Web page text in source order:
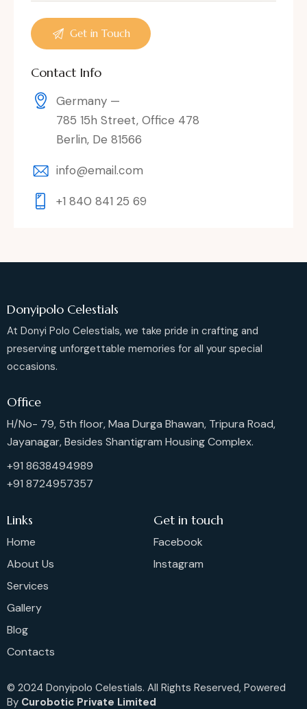
Contact Info
Germany —
785 15h Street, Office 478
Berlin, De 81566
info@email.com
+1 840 841 25 69
Donyipolo Celestials
At Donyi Polo Celestials, we take pride in crafting and
preserving unforgettable memories for all your special
occasions.
Office
H/No- 79, 5th floor, Maa Durga Bhawan, Tripura Road,
Jayanagar, Besides Shantigram Housing Complex.
+91 8638494989
+91 8724957357
Links
Home
About Us
Services
Gallery
Blog
Contacts
Get in touch
Facebook
Instagram
© 2024 Donyipolo Celestials. All Rights Reserved, Powered
By Curobotic Private Limited